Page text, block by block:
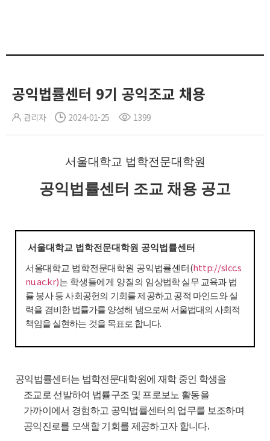
공익법률센터 9기 공익조교 채용
관리자 2024-01-25 1399
서울대학교 법학전문대학원
공익법률센터 조교 채용 공고
서울대학교 법학전문대학원 공익법률센터
서울대학교 법학전문대학원 공익법률센터 (http://slcc.s
nu.ac.kr)는 학생들에게 양질의 임상법학 실무 교육과 법
률 봉사 등 사회공헌의 기회를 제공하고 공적 마인드와 실
력을 겸비한 법률가를 양성해 냄으로써 서울법대의 사회적
책임을 실현하는 것을 목표로 합니다.
공익법률센터는 법학전문대학원에 재학 중인 학생을
조교로 선발하여 법률구조 및 프로보노 활동을
가까이에서 경험하고 공익법률센터의 업무를 보조하며
공익진로를 모색할 기회를 제공하고자 합니다.